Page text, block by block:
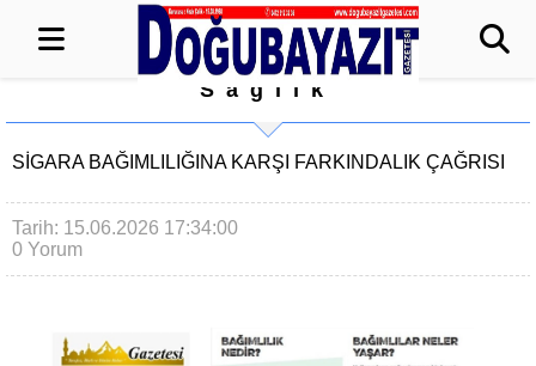
Sağlık
SİGARA BAĞIMLILIĞINA KARŞI FARKINDALIK ÇAĞRISI
Tarih: 15.06.2026 17:34:00
0 Yorum